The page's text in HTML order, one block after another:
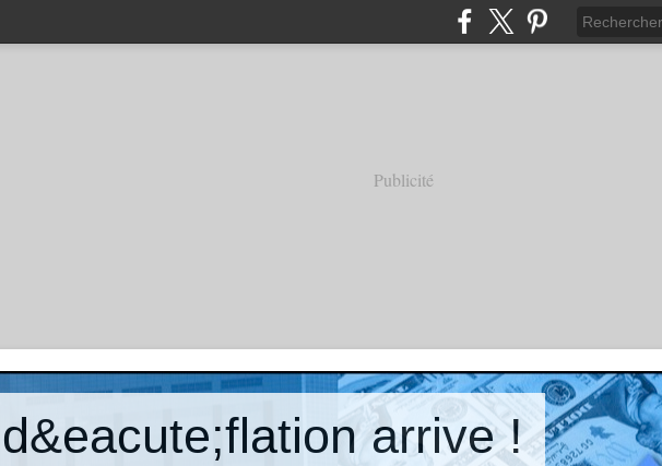
Publicité
arrive !